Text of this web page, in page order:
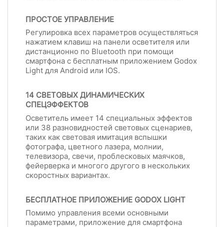
ПРОСТОЕ УПРАВЛЕНИЕ
Регулировка всех параметров осуществляться
нажатием клавиш на панели осветителя или
дистанционно по Bluetooth при помощи
смартфона с бесплатным приложением Godox
Light для Android или IOS.
14 СВЕТОВЫХ ДИНАМИЧЕСКИХ
СПЕЦЭФФЕКТОВ
Осветитель имеет 14 специальных эффектов
или 38 разновидностей световых сценариев,
таких как световая имитация вспышки
фотографа, цветного лазера, молнии,
телевизора, свечи, проблесковых маячков,
фейерверка и многого другого в нескольких
скоростных вариантах.
БЕСПЛАТНОЕ ПРИЛОЖЕНИЕ GODOX LIGHT
Помимо управления всеми основными
параметрами, приложение для смартфона